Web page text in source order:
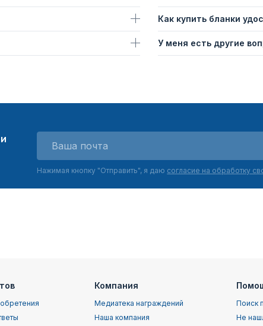
Как купить бланки
У меня есть другие
Нажимая кнопку "Отправить", я даю согласие на обработку
Компания
Медиатека награждений
Наша компания
Поиск
Не